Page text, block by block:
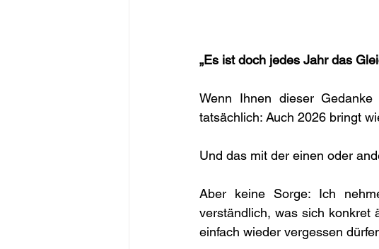
„Es ist doch jedes Jahr das
Wenn Ihnen dieser
tatsächlich: Auch 2026 bringt
Und das mit der einen oder
Aber keine Sorge: Ich
verständlich, was sich konkret
einfach wieder vergessen